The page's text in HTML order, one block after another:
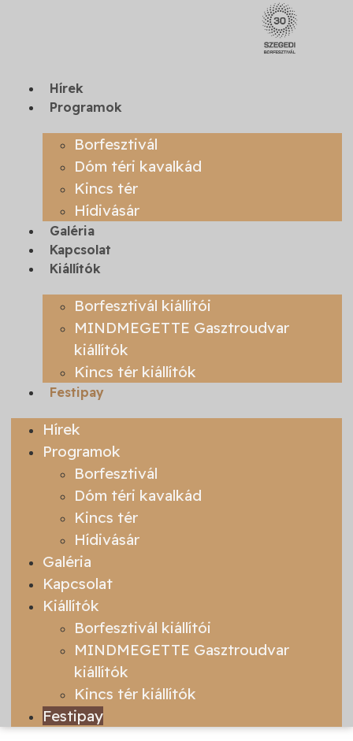
Hírek
Programok
Borfesztivál
Dóm téri kavalkád
Kincs tér
Hídivásár
Galéria
Kapcsolat
Kiállítók
Borfesztivál kiállítói
MINDMEGETTE Gasztroudvar
kiállítók
Kincs tér kiállítók
Festipay
Hírek
Programok
Borfesztivál
Dóm téri kavalkád
Kincs tér
Hídivásár
Galéria
Kapcsolat
Kiállítók
Borfesztivál kiállítói
MINDMEGETTE Gasztroudvar
kiállítók
Kincs tér kiállítók
Festipay